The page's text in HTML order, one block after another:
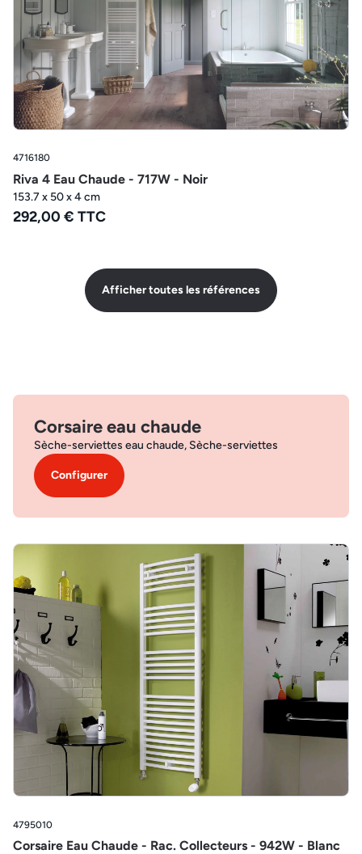
4716180
Riva 4 Eau Chaude - 717W - Noir
153.7 x 50 x 4 cm
292,00 € TTC
Afficher toutes les références
Corsaire eau chaude
Sèche-serviettes eau chaude, Sèche-serviettes
Configurer
4795010
Corsaire Eau Chaude - Rac. Collecteurs - 942W - Blanc